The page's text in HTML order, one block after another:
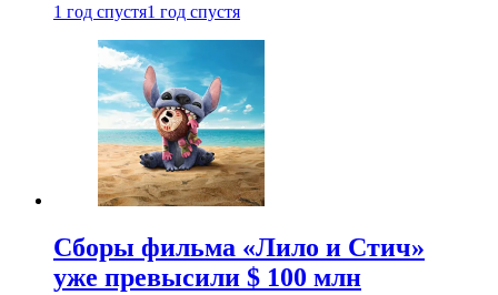
1 год спустя1 год спустя
Сборы фильма «Лило и Стич»
уже превысили $ 100 млн